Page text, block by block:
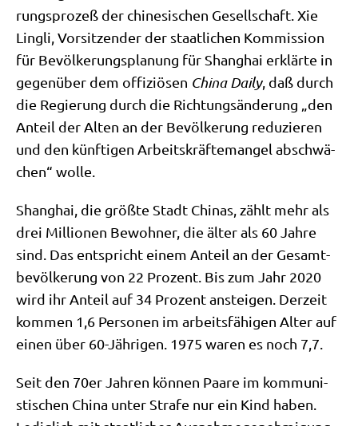
rungs­pro­zeß der chi­ne­si­schen Gesell­schaft. Xie
Ling­li, Vor­sit­zen­der der staat­li­chen Kom­mis­si­on
für Bevöl­ke­rungs­pla­nung für Shang­hai erklär­te in
gegen­über dem offi­ziö­sen Chi­na Dai­ly, daß durch
die Regie­rung durch die Rich­tungs­än­de­rung „den
Anteil der Alten an der Bevöl­ke­rung redu­zie­ren
und den künf­ti­gen Arbeits­kräf­te­man­gel abschwä­
chen“ wolle.
Shang­hai, die größ­te Stadt Chi­nas, zählt mehr als
drei Mil­lio­nen Bewoh­ner, die älter als 60 Jah­re
sind. Das ent­spricht einem Anteil an der Gesamt­
be­völ­ke­rung von 22 Pro­zent. Bis zum Jahr 2020
wird ihr Anteil auf 34 Pro­zent anstei­gen. Der­zeit
kom­men 1,6 Per­so­nen im arbeits­fä­hi­gen Alter auf
einen über 60-Jäh­ri­gen. 1975 waren es noch 7,7.
Seit den 70er Jah­ren kön­nen Paa­re im kom­mu­ni­
sti­schen Chi­na unter Stra­fe nur ein Kind haben.